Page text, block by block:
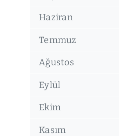
Haziran
Temmuz
Ağustos
Eylül
Ekim
Kasım